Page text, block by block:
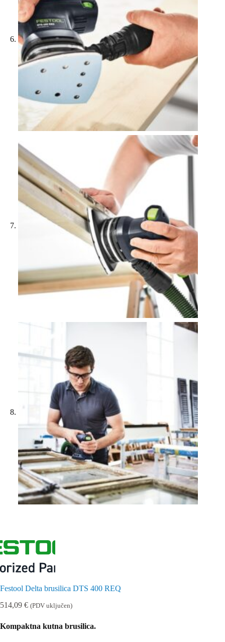
Festool Delta brusilica DTS 400 REQ
514,09 € (PDV uključen)
Kompaktna kutna brusilica.